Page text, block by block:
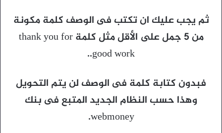
ثم يجب عليك ان تكتب فى الوصف كلمة مكونة
من 5 جمل على الأقل مثل كلمة thank you for
good work..
فبدون كتابة كلمة فى الوصف لن يتم التحويل
وهذا حسب النظام الجديد المتبع فى بنك
webmoney.